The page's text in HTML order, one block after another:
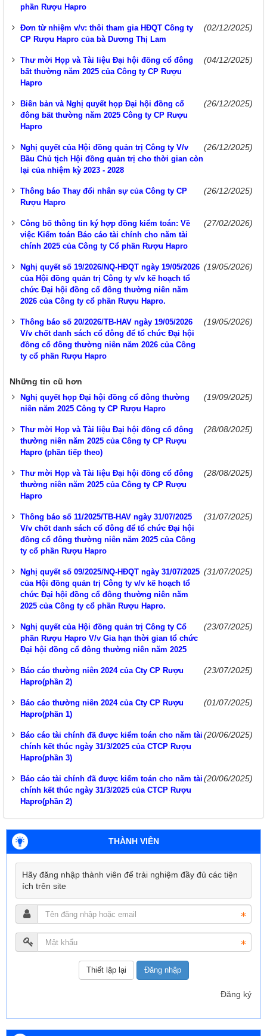
phần Rượu Hapro
Đơn từ nhiệm v/v: thôi tham gia HĐQT Công ty
CP Rượu Hapro của bà Dương Thị Lam
(02/12/2025)
Thư mời Họp và Tài liệu Đại hội đồng cổ đông
bất thường năm 2025 của Công ty CP Rượu
Hapro
(04/12/2025)
Biên bản và Nghị quyết họp Đại hội đồng cổ
đông bất thường năm 2025 Công ty CP Rượu
Hapro
(26/12/2025)
Nghị quyết của Hội đồng quản trị Công ty V/v
Bầu Chủ tịch Hội đồng quản trị cho thời gian còn
lại của nhiệm kỳ 2023 - 2028
(26/12/2025)
Thông báo Thay đổi nhân sự của Công ty CP
Rượu Hapro
(26/12/2025)
Công bố thông tin ký hợp đồng kiểm toán: Về
việc Kiểm toán Báo cáo tài chính cho năm tài
chính 2025 của Công ty Cổ phần Rượu Hapro
(27/02/2026)
Nghị quyết số 19/2026/NQ-HĐQT ngày 19/05/2026
của Hội đồng quản trị Công ty v/v kế hoạch tổ
chức Đại hội đồng cổ đông thường niên năm
2026 của Công ty cổ phần Rượu Hapro.
(19/05/2026)
Thông báo số 20/2026/TB-HAV ngày 19/05/2026
V/v chốt danh sách cổ đông để tổ chức Đại hội
đồng cổ đông thường niên năm 2026 của Công
ty cổ phần Rượu Hapro
(19/05/2026)
Những tin cũ hơn
Nghị quyết họp Đại hội đồng cổ đông thường
niên năm 2025 Công ty CP Rượu Hapro
(19/09/2025)
Thư mời Họp và Tài liệu Đại hội đồng cổ đông
thường niên năm 2025 của Công ty CP Rượu
Hapro (phần tiếp theo)
(28/08/2025)
Thư mời Họp và Tài liệu Đại hội đồng cổ đông
thường niên năm 2025 của Công ty CP Rượu
Hapro
(28/08/2025)
Thông báo số 11/2025/TB-HAV ngày 31/07/2025
V/v chốt danh sách cổ đông để tổ chức Đại hội
đồng cổ đông thường niên năm 2025 của Công
ty cổ phần Rượu Hapro
(31/07/2025)
Nghị quyết số 09/2025/NQ-HĐQT ngày 31/07/2025
của Hội đồng quản trị Công ty v/v kế hoạch tổ
chức Đại hội đồng cổ đông thường niên năm
2025 của Công ty cổ phần Rượu Hapro.
(31/07/2025)
Nghị quyết của Hội đồng quản trị Công ty Cổ
phần Rượu Hapro V/v Gia hạn thời gian tổ chức
Đại hội đồng cổ đông thường niên năm 2025
(23/07/2025)
Báo cáo thường niên 2024 của Cty CP Rượu
Hapro(phần 2)
(23/07/2025)
Báo cáo thường niên 2024 của Cty CP Rượu
Hapro(phần 1)
(01/07/2025)
Báo cáo tài chính đã được kiểm toán cho năm tài
chính kết thúc ngày 31/3/2025 của CTCP Rượu
Hapro(phần 3)
(20/06/2025)
Báo cáo tài chính đã được kiểm toán cho năm tài
chính kết thúc ngày 31/3/2025 của CTCP Rượu
Hapro(phần 2)
(20/06/2025)
THÀNH VIÊN
Hãy đăng nhập thành viên để trải nghiệm đầy đủ các tiện
ích trên site
Đăng nhập
Đăng ký